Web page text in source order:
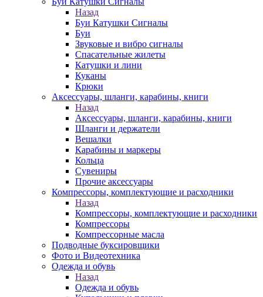
Назад
Буи Катушки Сигналы
Буи
Звуковые и вибро сигналы
Спасательные жилеты
Катушки и лини
Куканы
Крюки
Аксессуары, шланги, карабины, книги
Назад
Аксессуары, шланги, карабины, книги
Шланги и держатели
Вешалки
Карабины и маркеры
Кольца
Сувениры
Прочие аксессуары
Компрессоры, комплектующие и расходники
Назад
Компрессоры, комплектующие и расходники
Компрессоры
Компрессорные масла
Подводные буксировщики
Фото и Видеотехника
Одежда и обувь
Назад
Одежда и обувь